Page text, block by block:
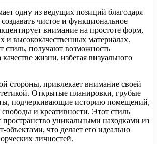
одну из ведущих позиций благодаря
чистое и функциональное
внимание на простоте форм,
и высококачественных материалах.
стиль, получают возможность
качестве жизни, избегая визуального
стороны, привлекает внимание своей
Открытые планировки, грубые
подчеркивающие историю помещений,
и креативности. Этот стиль
пространство уникальными находками из
объектами, что делает его идеально
личностей.